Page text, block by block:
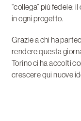
“collega” più fedele:
in ogni progetto.
Grazie a chi ha
rendere questa
Torino ci ha accolti
crescere qui nuove